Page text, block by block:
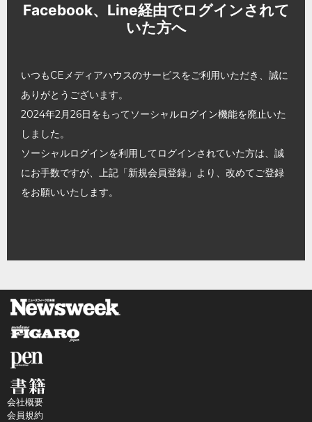
Facebook、Line経由でログインされて
いた方へ
いつもCEメディアハウスのサービスをご利用いただき、誠に
ありがとうございます。
2024年2月26日をもってソーシャルログイン機能を廃止いた
しました。
ソーシャルログインを利用してログインされていた方は、誠
にお手数ですが、上記「新規会員登録」より、改めてご登録
をお願いいたします。
会社概要
会員規約